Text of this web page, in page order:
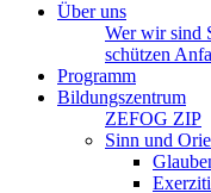
Über uns
Wer wir sind
schützen
Programm
Bildungszentrum
ZEFOG ZIP
Sinn und